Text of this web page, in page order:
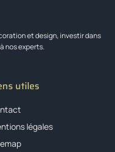
et design, investir dans
nos experts.
utiles
légales